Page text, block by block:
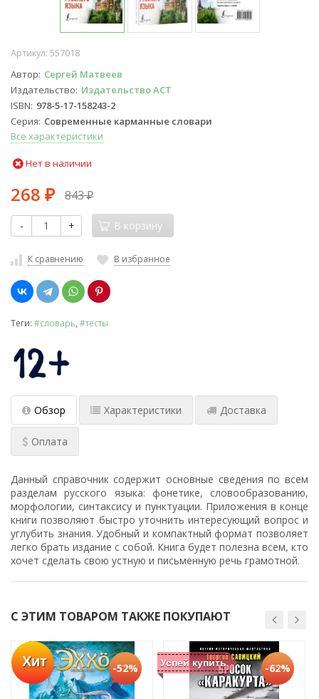
Артикул: 557018
Автор Сергей Матвеев
Издательство Издательство АСТ
ISBN 978-5-17-158243-2
Серия Современные карманные словари
Все характеристики
Нет в наличии
268 ₽ 843₽
- + В корзину
К сравнению В избранное
Теги: #словарь #тесты
Обзор Характеристики Доставка
Оплата
Данный справочник содержит основные сведения по всем
разделам русского языка: фонетике, словообразованию,
морфологии, синтаксису и пунктуации. Приложения в конце
книги позволяют быстро уточнить интересующий вопрос и
углубить знания. Удобный и компактный формат позволяет
легко брать издание с собой. Книга будет полезна всем, кто
хочет сделать свою устную и письменную речь грамотной.
С ЭТИМ ТОВАРОМ ТАКЖЕ ПОКУПАЮТ
Хит -52% Успей купить -62%